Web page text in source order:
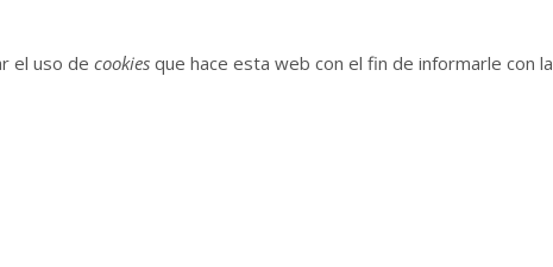
el uso de cookies que hace esta web con el fin de informarle con la